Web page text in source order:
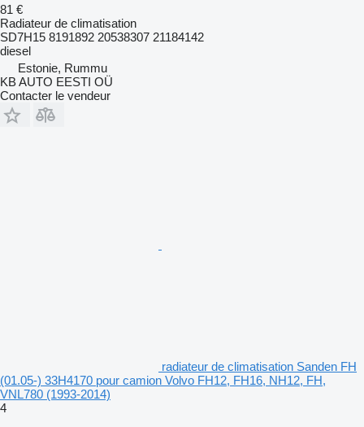
81 €
Radiateur de climatisation
SD7H15 8191892 20538307 21184142
diesel
Estonie, Rummu
KB AUTO EESTI OÜ
Contacter le vendeur
radiateur de climatisation Sanden FH
(01.05-) 33H4170 pour camion Volvo FH12, FH16, NH12, FH,
VNL780 (1993-2014)
4